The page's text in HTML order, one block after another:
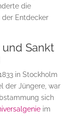
die
der Entdecker
Sankt
in Stockholm
der Jüngere, war
sich
im